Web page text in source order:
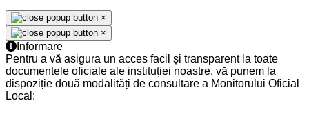
×
×
Informare
Pentru a vă asigura un acces facil și transparent la toate
documentele oficiale ale instituției noastre, vă punem la
dispoziție două modalități de consultare a Monitorului Oficial
Local: